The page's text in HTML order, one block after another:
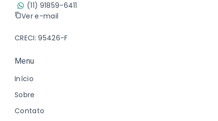
(11) 91859-6411
Ver e-mail
CRECI: 95426-F
Menu
Início
Sobre
Contato